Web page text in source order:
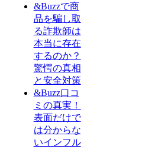
&Buzzで商
品を騙し取
る詐欺師は
本当に存在
するのか？
驚愕の真相
と安全対策
&Buzz口コ
ミの真実！
表面だけで
は分からな
いインフル